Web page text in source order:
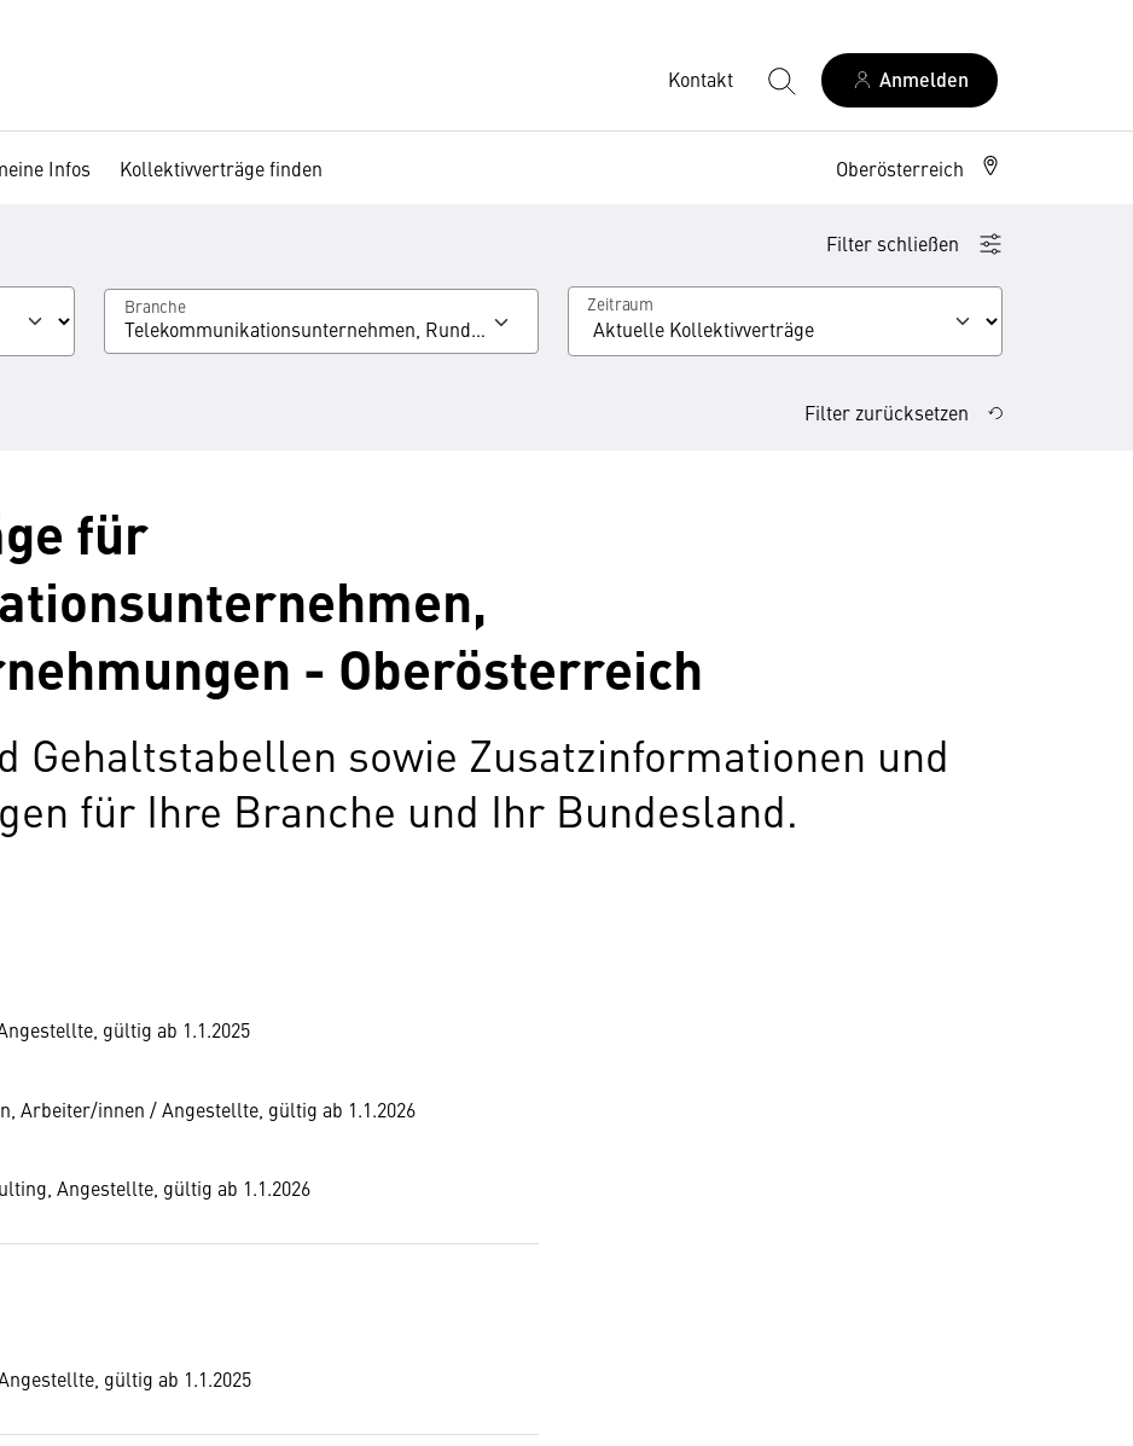
Kontakt Anmelden
Infos Kollektivverträge finden Oberösterreich
Filter schließen
Branche
Telekommunikationsunternehmen, Rundfunkunternehmungen
Zeitraum
Filter zurücksetzen
für
- Oberösterreich
Gehaltstabellen sowie Zusatzinformationen und
für Ihre Branche und Ihr Bundesland.
gültig ab 1.1.2025
Arbeiter/innen / Angestellte, gültig ab 1.1.2026
Angestellte, gültig ab 1.1.2026
gültig ab 1.1.2025